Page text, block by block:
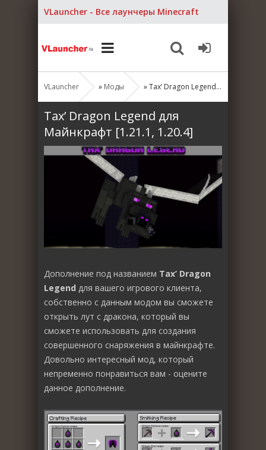
VLauncher - Все лаунчеры Minecraft
VLauncher » Моды » Tax’ Dragon Legend для Майнкрафт [1.21.1, 1.20.4]
Tax’ Dragon Legend для
Майнкрафт [1.21.1, 1.20.4]
Дополнение под названием Tax’ Dragon
Legend для вашего игрового клиента,
собственно с данным модом вы сможете
открыть лут с дракона, который вы
сможете использовать для создания
совершенного снаряжения в майнкрафте.
Довольно интересный мод, который
непременно понравиться вам - оцените
данное дополнение.